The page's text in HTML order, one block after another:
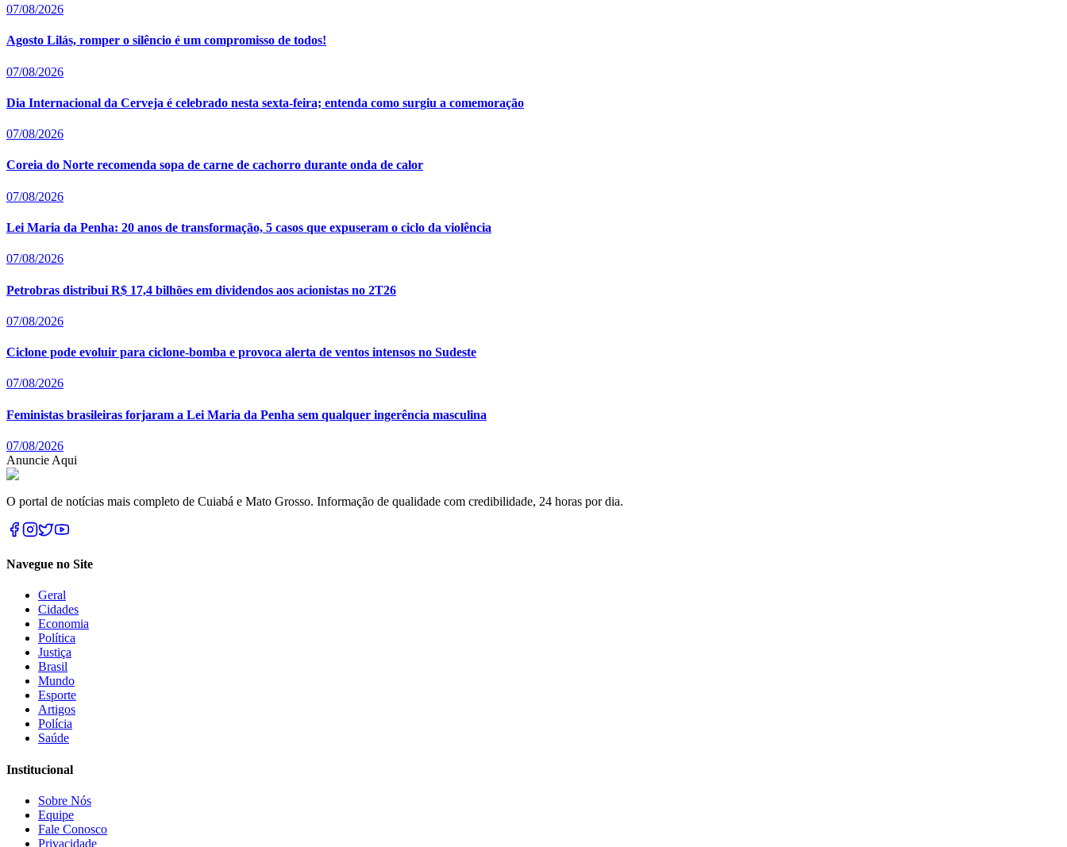
07/08/2026
Agosto Lilás, romper o silêncio é um compromisso de todos!
07/08/2026
Dia Internacional da Cerveja é celebrado nesta sexta-feira; entenda como surgiu a comemoração
07/08/2026
Coreia do Norte recomenda sopa de carne de cachorro durante onda de calor
07/08/2026
Lei Maria da Penha: 20 anos de transformação, 5 casos que expuseram o ciclo da violência
07/08/2026
Petrobras distribui R$ 17,4 bilhões em dividendos aos acionistas no 2T26
07/08/2026
Ciclone pode evoluir para ciclone-bomba e provoca alerta de ventos intensos no Sudeste
07/08/2026
Feministas brasileiras forjaram a Lei Maria da Penha sem qualquer ingerência masculina
07/08/2026
Anuncie Aqui
O portal de notícias mais completo de Cuiabá e Mato Grosso. Informação de qualidade com credibilidade, 24 horas por dia.
Navegue no Site
Geral
Cidades
Economia
Política
Justiça
Brasil
Mundo
Esporte
Artigos
Polícia
Saúde
Institucional
Sobre Nós
Equipe
Fale Conosco
Privacidade